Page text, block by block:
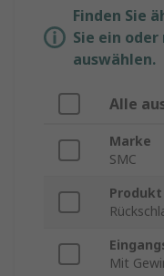
Finden Sie
Sie ein
auswählen.
Alle
Marke
SMC
Mit